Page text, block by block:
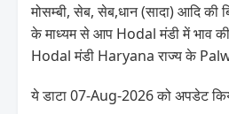
मोसम्बी, सेब, सेब,धान (सादा) आदि की
के माध्यम से आप Hodal मंडी में भाव
Hodal मंडी Haryana राज्य के
ये डाटा 07-Aug-2026 को अपडेट